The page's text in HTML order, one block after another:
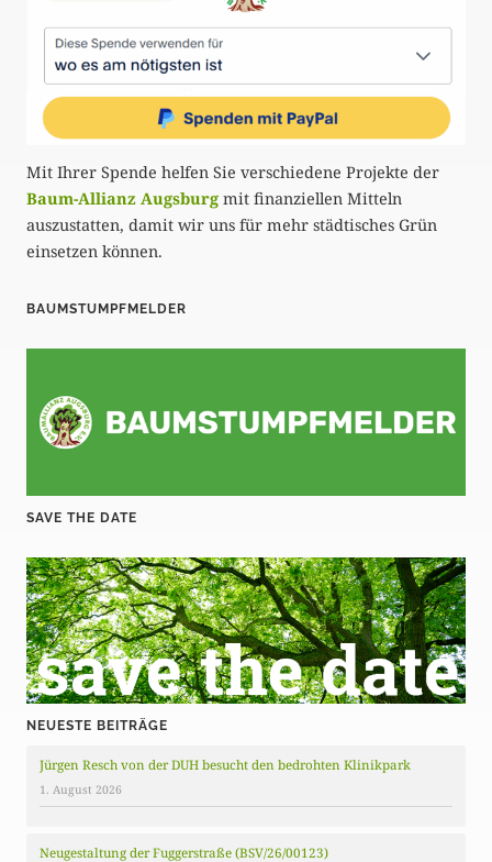
Mit Ihrer Spende helfen Sie verschiedene Projekte der
Baum-Allianz Augsburg mit finanziellen Mitteln
auszustatten, damit wir uns für mehr städtisches Grün
einsetzen können.
BAUMSTUMPFMELDER
SAVE THE DATE
NEUESTE BEITRÄGE
Jürgen Resch von der DUH besucht den bedrohten Klinikpark
1. August 2026
Neugestaltung der Fuggerstraße (BSV/26/00123)